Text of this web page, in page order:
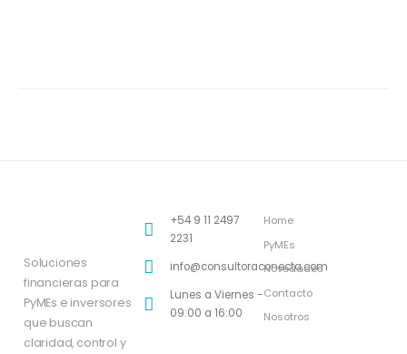
Soluciones
financieras para
PyMEs e inversores
que buscan
claridad, control y
+54 9 11 2497
2231
info@consultoraconecta.com
Lunes a Viernes -
09:00 a 16:00
Home
PyMEs
Novedades
Contacto
Nosotros